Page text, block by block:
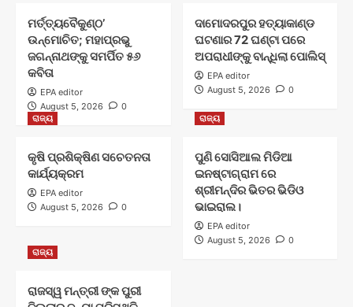
ମର୍ତ୍ତ୍ୟବୈକୁଣ୍ଠ’
ଉନ୍ମୋଚିତ; ମହାପ୍ରଭୁ
ଜଗନ୍ନାଥଙ୍କୁ ସମର୍ପିତ ୫୬
କବିତା
EPA editor
August 5, 2026
0
ଦାମୋଦରପୁର ହତ୍ୟାକାଣ୍ଡ
ଘଟଣାର 72 ଘଣ୍ଟା ପରେ
ଅପରାଧୀଙ୍କୁ ବାନ୍ଧିଲା ପୋଲିସ୍
EPA editor
August 5, 2026
0
ରାଜ୍ୟ
କୃଷି ପ୍ରଶିକ୍ଷିଣ ସଚେତନତା
କାର୍ଯ୍ୟକ୍ରମ
EPA editor
August 5, 2026
0
ରାଜ୍ୟ
ପୁଣି ସୋସିଆଲ ମିଡିଆ
ଇନଷ୍ଟାଗ୍ରାମ ରେ
ଶ୍ରୀମନ୍ଦିର ଭିତର ଭିଡିଓ
ଭାଇରାଲ।
EPA editor
August 5, 2026
0
ରାଜ୍ୟ
ରାଜସ୍ୱ ମନ୍ତ୍ରୀ ଙ୍କ ପୁରୀ